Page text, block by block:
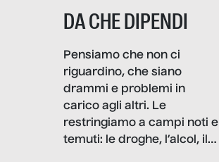
DA CHE DIPENDI
Pensiamo che non ci
riguardino, che siano
drammi e problemi in
carico agli altri. Le
restringiamo a campi noti e
temuti: le droghe, l’alcol, il